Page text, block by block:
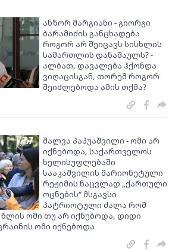
ანზორ მარგიანი - გიორგი
ბარამიძის განცხადება
როგორ არ შეიცავს სისხლის
სამართლის დანაშაულს? -
ალბათ, დავალება ჰქონდა
ვიღაცისგან, თორემ როგორ
შეიძლებოდა ამის თქმა?
შალვა პაპუაშვილი - ომი არ
იქნებოდა, საქართველოს
ხელისუფლებაში
სააკაშვილის მარიონეტული
რეჟიმის ნაცვლად „ქართული
ოცნების“ მსგავსი
პატრიოტული ძალა რომ
ომი თუ არ იქნებოდა, დიდი
ომი იქნებოდა